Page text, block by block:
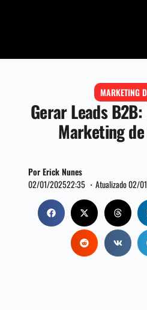
MARKETING
Gerar Leads
Marketing
Por Erick Nunes
02/01/202522:35 ・ Atualizado 02/